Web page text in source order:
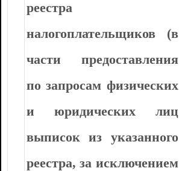
реестра
налогоплательщиков (в
части предоставления
по запросам физических
и юридических лиц
выписок из указанного
реестра, за исключением